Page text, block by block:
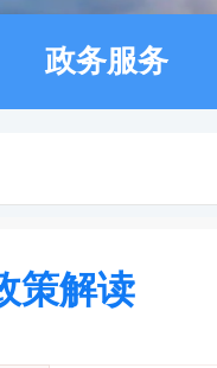
政务服务
策解读